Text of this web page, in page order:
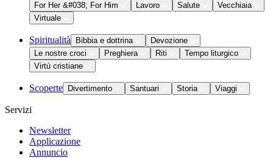
For Her &#038; For Him
Lavoro Salute
Vecchiaia
Virtuale
Spiritualità Bibbia e dottrina
Devozione
Le nostre croci
Preghiera Riti
Tempo liturgico
Virtù cristiane
Scoperte Divertimento Santuari Storia Viaggi
Servizi
Newsletter
Applicazione
Annuncio